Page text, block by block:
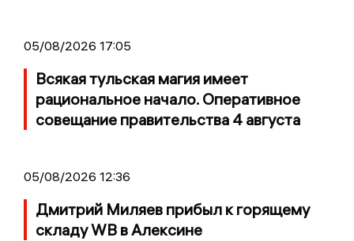
05/08/2026 17:05
Всякая тульская магия имеет
рациональное начало. Оперативное
совещание правительства 4 августа
05/08/2026 12:36
Дмитрий Миляев прибыл к горящему
складу WB в Алексине